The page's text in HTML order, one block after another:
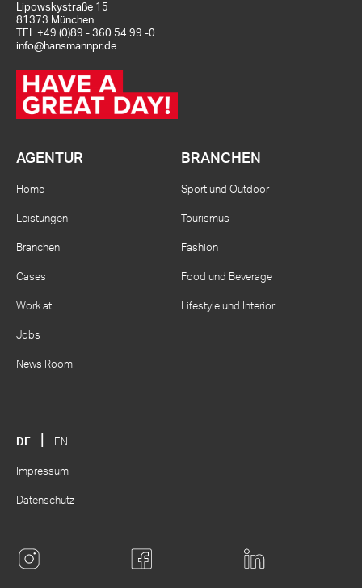
Lipowskystraße 15
81373 München
TEL +49 (0)89 - 360 54 99 -0
info@hansmannpr.de
AGENTUR
Home
Leistungen
Branchen
Cases
Work at
Jobs
News Room
BRANCHEN
Sport und Outdoor
Tourismus
Fashion
Food und Beverage
Lifestyle und Interior
DE EN
Impressum
Datenschutz